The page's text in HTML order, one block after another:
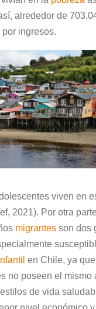
alrededor de
por ingresos.
viven en
2021). Por otra
migrantes son dos
en Chile, ya
no poseen el mismo
de vida